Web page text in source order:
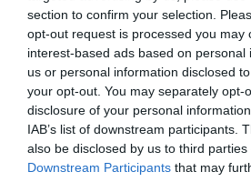
section to confirm your selection.
opt-out request is processed you may
interest-based ads based on personal
us or personal information disclosed
your opt-out. You may separately opt-
disclosure of your personal
IAB’s list of downstream participants.
also be disclosed by us to third parties
Downstream Participants that may
d’animo di altri, forse, può essere
partenza per interrogarsi sul
con noi stessi, con gli altri e con
circonda.
Continua a leggere dopo la